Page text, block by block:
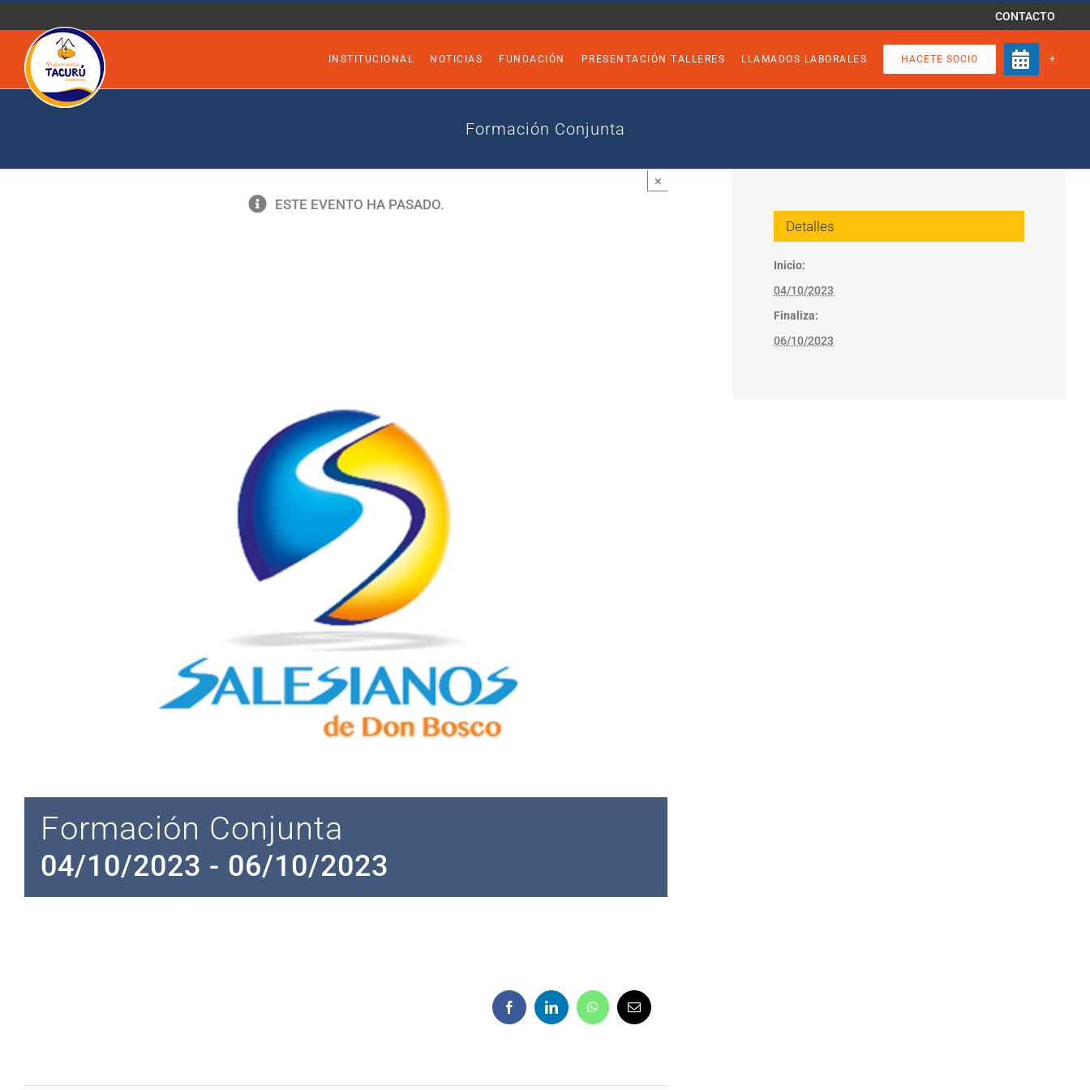
contenido
CONTACTO
INSTITUCIONAL NOTICIAS FUNDACIÓN PRESENTACIÓN TALLERES LLAMADOS LABORALES HACETE SOCIO
Formación Conjunta
ESTE EVENTO HA PASADO.
×
Formación Conjunta
04/10/2023 - 06/10/2023
FacebookLinkedInWhatsAppCorreo
electrónico
Detalles
Inicio:
04/10/2023
Finaliza:
06/10/2023